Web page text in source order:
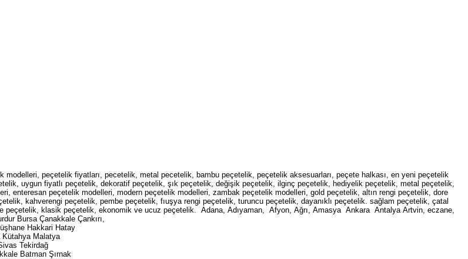
peçetelik fiyatları, pecetelik, metal pecetelik, bambu peçetelik, peçetelik aksesuarları, peçete halkası, en yeni peçetelik
uygun fiyatlı peçetelik, dekoratif peçetelik, şık peçetelik, değişik peçetelik, ilginç peçetelik, hediyelik peçetelik, metal peçetelik,
enteresan peçetelik modelleri, modern peçetelik modelleri, zambak peçetelik modelleri, gold peçetelik, altın rengi peçetelik, dore
kahverengi peçetelik, pembe peçetelik, fıuşya rengi peçetelik, turuncu peçetelik, dayanıklı peçetelik. sağlam peçetelik, çatal
peçetelik, klasik peçetelik, ekonomik ve ucuz peçetelik. Adana, Adıyaman, Afyon, Ağrı, Amasya Ankara Antalya Artvin, eczane,
Bursa Çanakkale Çankırı,
Hakkari Hatay
Kütahya Malatya
Tekirdağ
Batman Şırnak